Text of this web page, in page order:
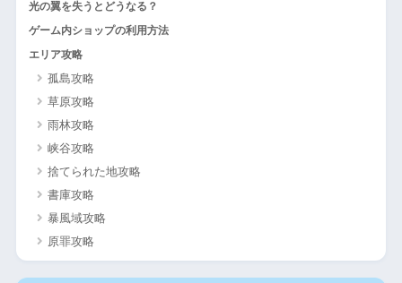
光の翼を失うとどうなる？
ゲーム内ショップの利用方法
エリア攻略
孤島攻略
草原攻略
雨林攻略
峡谷攻略
捨てられた地攻略
書庫攻略
暴風域攻略
原罪攻略